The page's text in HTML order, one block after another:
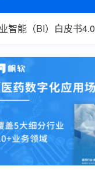
智能（BI）白皮书4.0